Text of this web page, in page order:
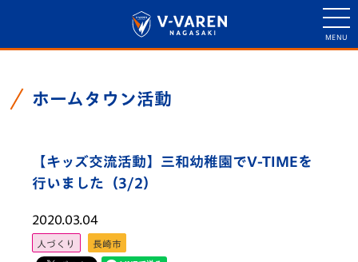
ホームタウン活動
【キッズ交流活動】三和幼稚園でV-TIMEを
行いました（3/2）
2020.03.04
人づくり 長崎市